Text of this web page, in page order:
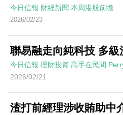
今日信報 財經新聞 本周港股前瞻
2026/02/23
聯易融走向純科技 多級
今日信報 理財投資 高手在民間
2026/02/21
渣打前經理涉收賄助中